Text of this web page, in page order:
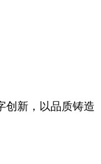
创新，以品质铸造